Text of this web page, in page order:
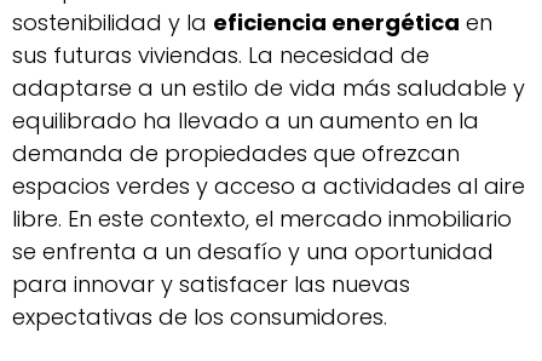
sostenibilidad y la eficiencia energética en
sus futuras viviendas. La necesidad de
adaptarse a un estilo de vida más saludable y
equilibrado ha llevado a un aumento en la
demanda de propiedades que ofrezcan
espacios verdes y acceso a actividades al aire
libre. En este contexto, el mercado inmobiliario
se enfrenta a un desafío y una oportunidad
para innovar y satisfacer las nuevas
expectativas de los consumidores.